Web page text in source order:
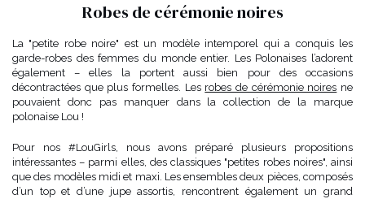
Robes de cérémonie noires
La "petite robe noire" est un modèle intemporel qui a conquis les
garde-robes des femmes du monde entier. Les Polonaises l’adorent
également – elles la portent aussi bien pour des occasions
décontractées que plus formelles. Les robes de cérémonie noires ne
pouvaient donc pas manquer dans la collection de la marque
polonaise Lou !
Pour nos #LouGirls, nous avons préparé plusieurs propositions
intéressantes – parmi elles, des classiques "petites robes noires", ainsi
que des modèles midi et maxi. Les ensembles deux pièces, composés
d’un top et d’une jupe assortis, rencontrent également un grand